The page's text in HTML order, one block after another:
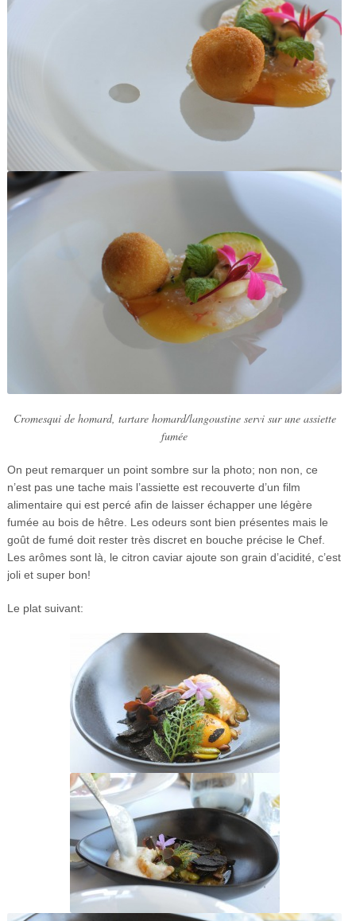
Cromesqui de homard, tartare homard/langoustine servi sur une assiette
fumée
On peut remarquer un point sombre sur la photo; non non, ce
n’est pas une tache mais l’assiette est recouverte d’un film
alimentaire qui est percé afin de laisser échapper une légère
fumée au bois de hêtre. Les odeurs sont bien présentes mais le
goût de fumé doit rester très discret en bouche précise le Chef.
Les arômes sont là, le citron caviar ajoute son grain d’acidité, c’est
joli et super bon!
Le plat suivant: